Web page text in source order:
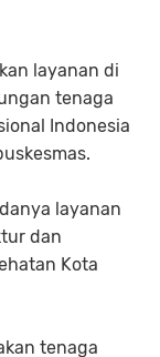
layanan di
tenaga
Indonesia
layanan
dan
Kota
tenaga